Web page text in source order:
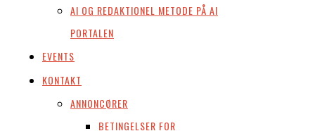
AI OG REDAKTIONEL METODE PÅ AI
PORTALEN
EVENTS
KONTAKT
ANNONCØRER
BETINGELSER FOR